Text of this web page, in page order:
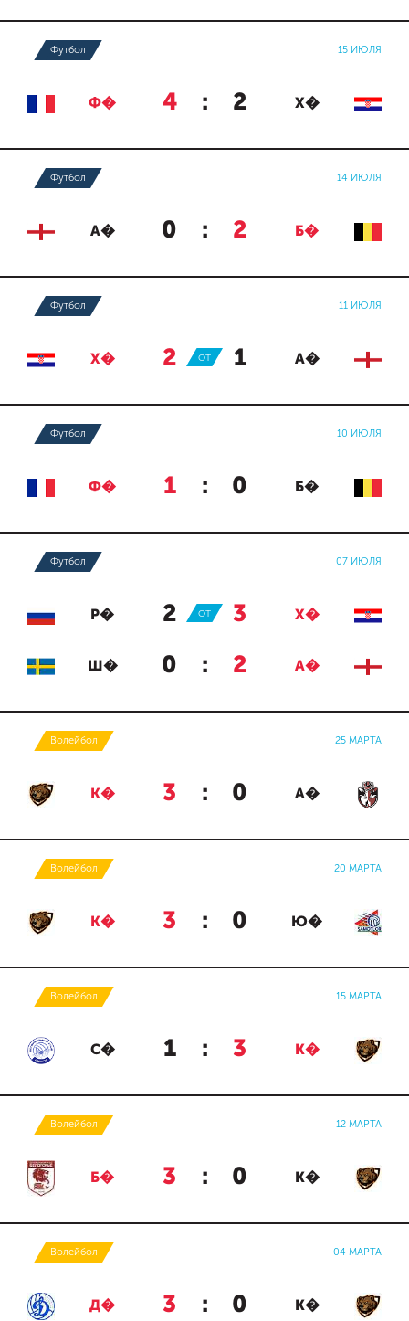
Футбол 15 ИЮЛЯ
Ф� 4 : 2 Х�
Футбол 14 ИЮЛЯ
А� 0 : 2 Б�
Футбол 11 ИЮЛЯ
Х� 2 : 1 А�
ОТ
Футбол 10 ИЮЛЯ
Ф� 1 : 0 Б�
Футбол 07 ИЮЛЯ
Р� 2 : 3 Х�
ОТ
Ш� 0 : 2 А�
Волейбол 25 МАРТА
К� 3 : 0 А�
Волейбол 20 МАРТА
К� 3 : 0 Ю�
Волейбол 15 МАРТА
С� 1 : 3 К�
Волейбол 12 МАРТА
Б� 3 : 0 К�
Волейбол 04 МАРТА
Д� 3 : 0 К�